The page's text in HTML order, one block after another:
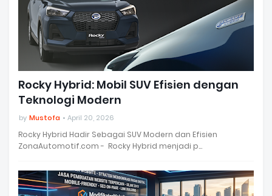
Rocky Hybrid: Mobil SUV Efisien dengan
Teknologi Modern
by Mustofa April 20, 2026
Rocky Hybrid Hadir Sebagai SUV Modern dan Efisien
ZonaAutomotif.com - Rocky Hybrid menjadi p…